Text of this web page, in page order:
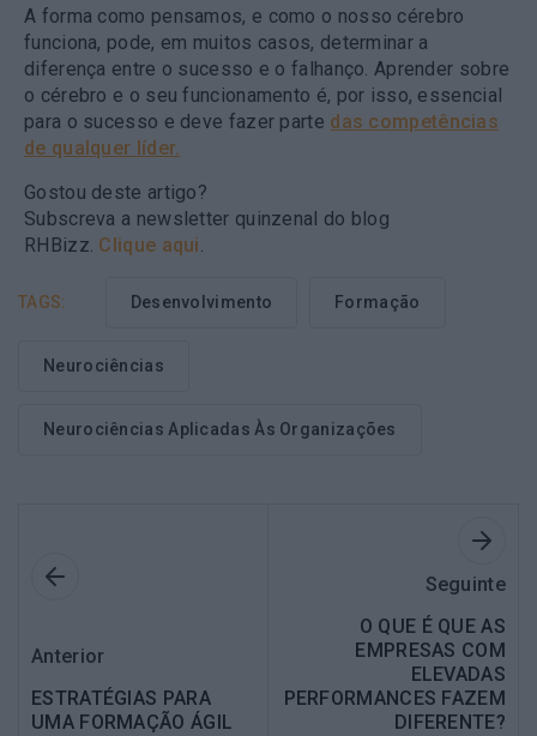
A forma como pensamos, e como o nosso cérebro
funciona, pode, em muitos casos, determinar a
diferença entre o sucesso e o falhanço. Aprender sobre
o cérebro e o seu funcionamento é, por isso, essencial
para o sucesso e deve fazer parte das competências
de qualquer líder.
Gostou deste artigo?
Subscreva a newsletter quinzenal do blog
RHBizz. Clique aqui.
TAGS: Desenvolvimento Formação
Neurociências
Neurociências Aplicadas Às Organizações
Anterior
ESTRATÉGIAS PARA
UMA FORMAÇÃO ÁGIL
Seguinte
O QUE É QUE AS
EMPRESAS COM
ELEVADAS
PERFORMANCES FAZEM
DIFERENTE?